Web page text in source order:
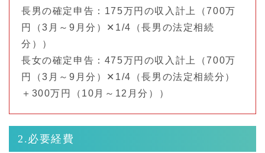
長男の確定申告：175万円の収入計上（700万
円（3月～9月分）✕1/4（長男の法定相続
分））
長女の確定申告：475万円の収入計上（700万
円（3月～9月分）✕1/4（長男の法定相続分）
＋300万円（10月～12月分））
2.必要経費